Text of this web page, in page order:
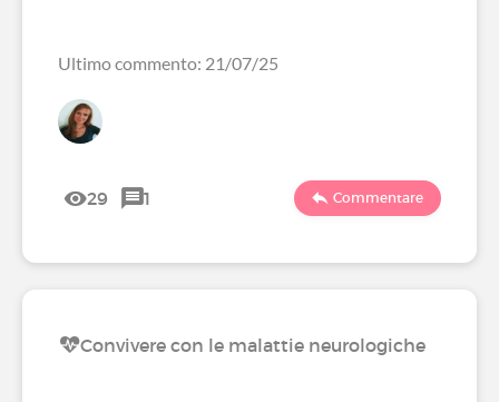
Ultimo commento: 21/07/25
29 1 Commentare
Convivere con le malattie neurologiche